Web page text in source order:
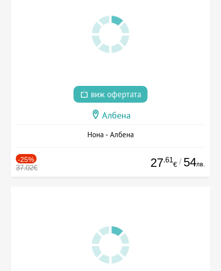
виж офертата
Албена
Нона - Албена
-25%
37.02€ 27.61
€ / 54лв.